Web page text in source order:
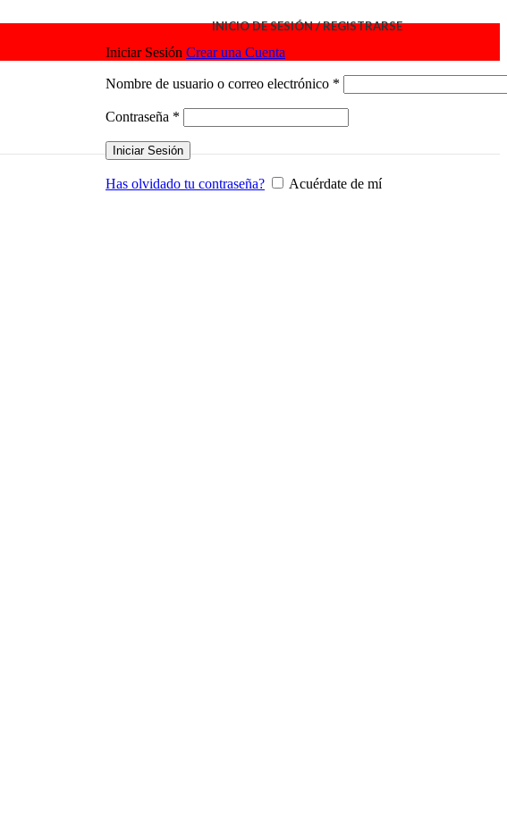
INICIO DE SESIÓN / REGISTRARSE
Iniciar Sesión Crear una Cuenta
Nombre de usuario o correo electrónico *
Contraseña *
Iniciar Sesión
Has olvidado tu contraseña? Acuérdate de mí